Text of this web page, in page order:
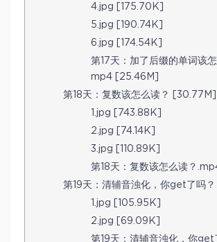
4.jpg [175.70K]
5.jpg [190.74K]
6.jpg [174.54K]
第17天：加了后缀的单词该怎
mp4 [25.46M]
第18天：复数该怎么读？ [30.77M]
1.jpg [743.88K]
2.jpg [74.14K]
3.jpg [110.89K]
第18天：复数该怎么读？
第19天：清辅音浊化，你get了吗
1.jpg [105.95K]
2.jpg [69.09K]
第19天：清辅音浊化，你